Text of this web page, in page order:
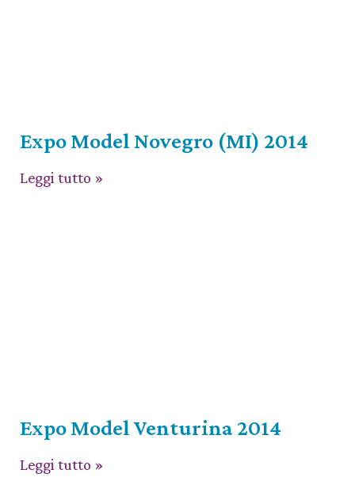
Expo Model Novegro (MI) 2014
Leggi tutto »
Expo Model Venturina 2014
Leggi tutto »